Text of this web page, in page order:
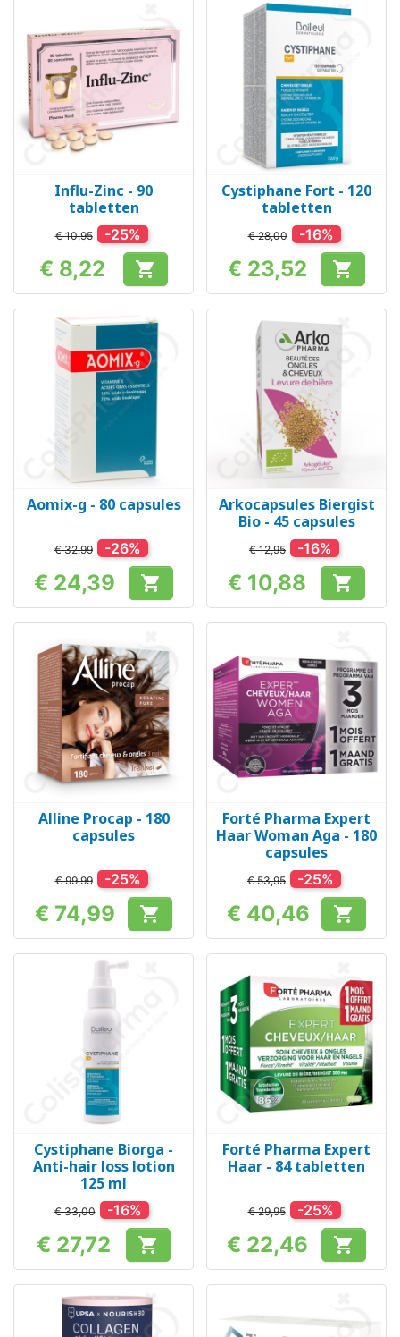
Influ-Zinc - 90
tabletten
€ 10,95 -25%
Prijs
€ 8,22 
Cystiphane Fort - 120
tabletten
€ 28,00 -16%
Prijs
€ 23,52 
Aomix-g - 80 capsules
€ 32,99 -26%
Prijs
€ 24,39 
Arkocapsules Biergist
Bio - 45 capsules
€ 12,95 -16%
Prijs
€ 10,88 
Alline Procap - 180
capsules
€ 99,99 -25%
Prijs
€ 74,99 
Forté Pharma Expert
Haar Woman Aga - 180
capsules
€ 53,95 -25%
Prijs
€ 40,46 
Cystiphane Biorga -
Anti-hair loss lotion
125 ml
€ 33,00 -16%
Prijs
€ 27,72 
Forté Pharma Expert
Haar - 84 tabletten
€ 29,95 -25%
Prijs
€ 22,46 